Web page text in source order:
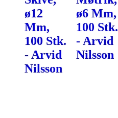
ø12
Mm,
100 Stk.
- Arvid
Nilsson
ø6 Mm,
100 Stk.
- Arvid
Nilsson